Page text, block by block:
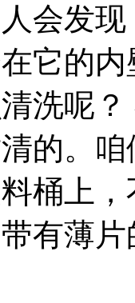
会发
它的
洗呢
的。
桶上
有薄